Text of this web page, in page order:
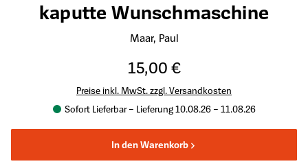
kaputte Wunschmaschine
Maar, Paul
15,00 €
Preise inkl. MwSt. zzgl. Versandkosten
Sofort Lieferbar – Lieferung 10.08.26 – 11.08.26
In den Warenkorb